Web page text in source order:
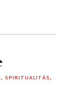
,SPIRITUALITÁS,